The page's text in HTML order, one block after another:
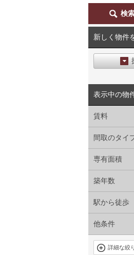
検
新しく物件
区から探
地図から探
沿線から探
表示中の物
賃料
下限なし
礼金なし
敷金なし
礼金１ヶ
フリーレ
間取のタイ
1R〜1K
4LDK〜
専有面積
指定なし
築年数
指定なし
5年以内
15年以内
駅から徒歩
指定なし
10分以内
他条件
駐車場有
詳細な絞